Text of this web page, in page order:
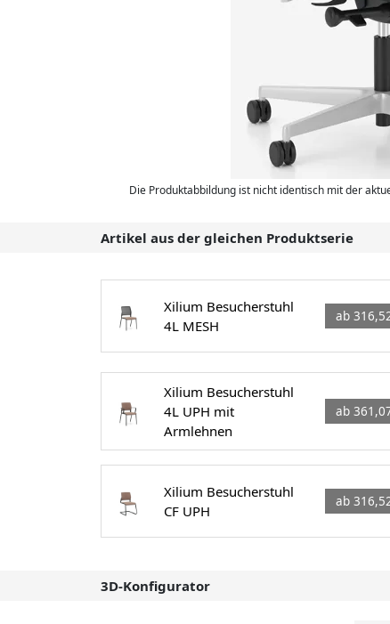
Die Produktabbildung ist nicht identisch mit der
Artikel aus der gleichen Produktserie
Xilium Besucherstuhl
4L MESH
ab
Xilium Besucherstuhl
4L UPH mit
Armlehnen
ab
Xilium Besucherstuhl
CF UPH
ab
3D-Konfigurator